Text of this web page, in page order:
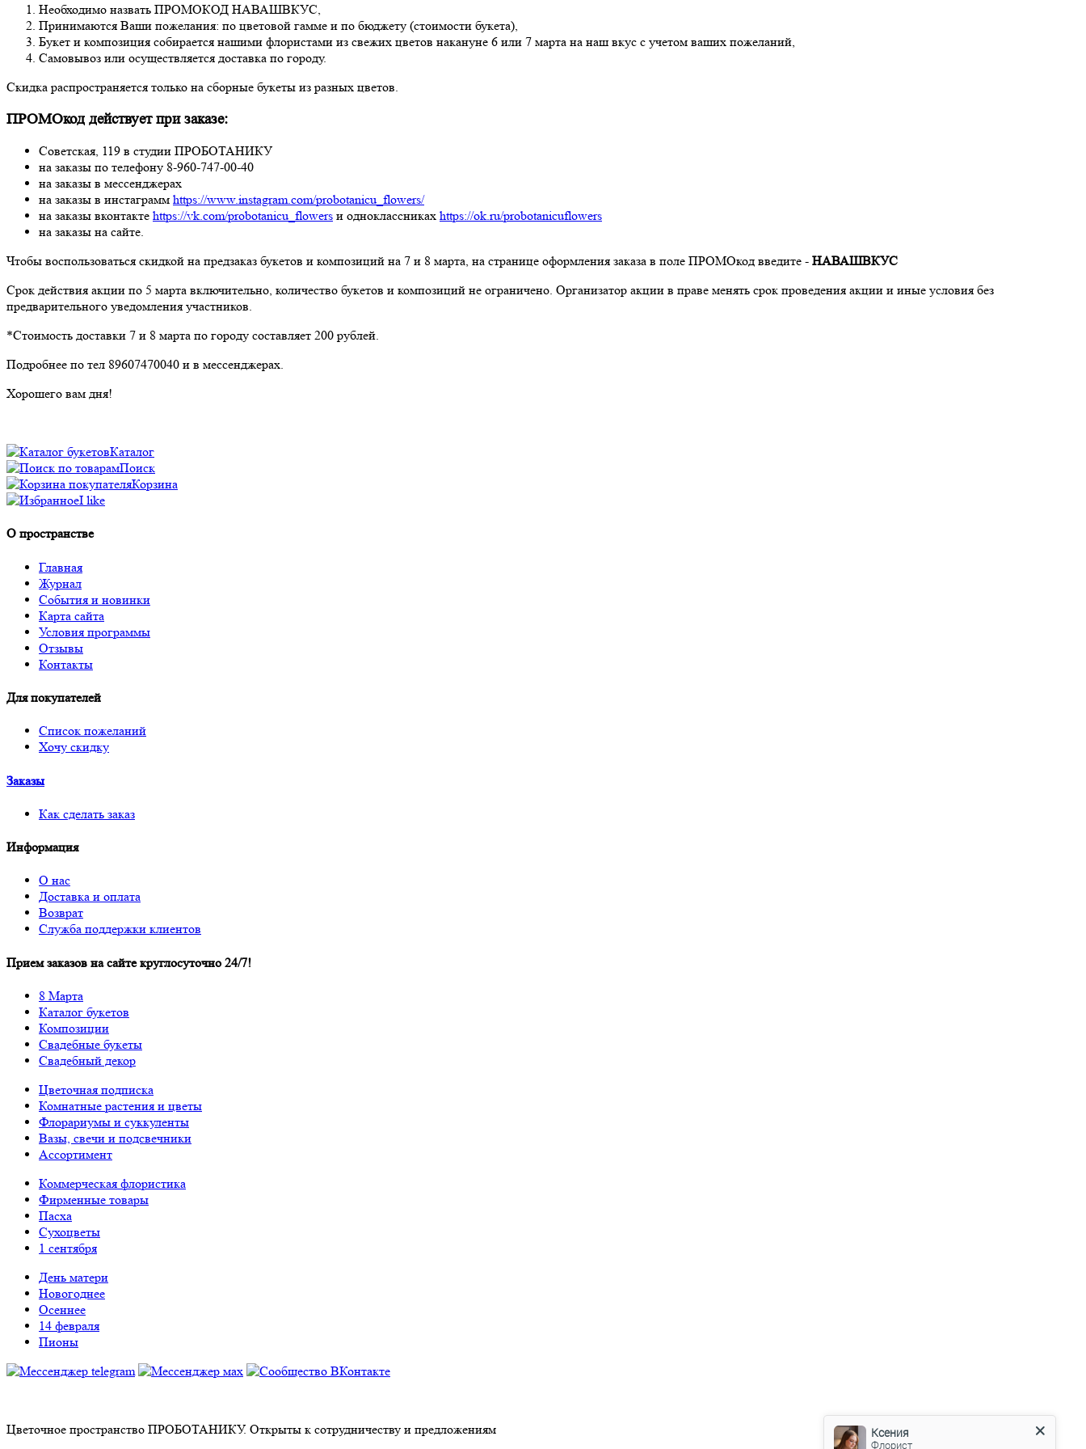
Необходимо назвать ПРОМОКОД НАВАШВКУС,
Принимаются Ваши пожелания: по цветовой гамме и по бюджету (стоимости букета),
Букет и композиция собирается нашими флористами из свежих цветов накануне 6 или 7 марта на наш вкус с учетом ваших пожеланий,
Самовывоз или осуществляется доставка по городу.
Скидка распространяется только на сборные букеты из разных цветов.
ПРОМОкод действует при заказе:
Советская, 119 в студии ПРОБОТАНИКУ
на заказы по телефону 8-960-747-00-40
на заказы в мессенджерах
на заказы в инстаграмм https://www.instagram.com/probotanicu_flowers/
на заказы вконтакте https://vk.com/probotanicu_flowers и одноклассниках https://ok.ru/probotanicuflowers
на заказы на сайте.
Чтобы воспользоваться скидкой на предзаказ букетов и композиций на 7 и 8 марта, на странице оформления заказа в поле ПРОМОкод введите - НАВАШВКУС
Срок действия акции по 5 марта включительно, количество букетов и композиций не ограничено. Организатор акции в праве менять срок проведения акции и иные условия без
предварительного уведомления участников.
*Стоимость доставки 7 и 8 марта по городу составляет 200 рублей.
Подробнее по тел 89607470040 и в мессенджерах.
Хорошего вам дня!
Каталог
Поиск
Корзина
I like
О пространстве
Главная
Журнал
События и новинки
Карта сайта
Условия программы
Отзывы
Контакты
Для покупателей
Список пожеланий
Хочу скидку
Заказы
Как сделать заказ
Информация
О нас
Доставка и оплата
Возврат
Служба поддержки клиентов
Прием заказов на сайте круглосуточно 24/7!
8 Марта
Каталог букетов
Композиции
Свадебные букеты
Свадебный декор
Цветочная подписка
Комнатные растения и цветы
Флорариумы и суккуленты
Вазы, свечи и подсвечники
Ассортимент
Коммерческая флористика
Фирменные товары
Пасха
Сухоцветы
1 сентября
День матери
Новогоднее
Осеннее
14 февраля
Пионы
Цветочное пространство ПРОБОТАНИКУ. Открыты к сотрудничеству и предложениям Ксения
Флорист